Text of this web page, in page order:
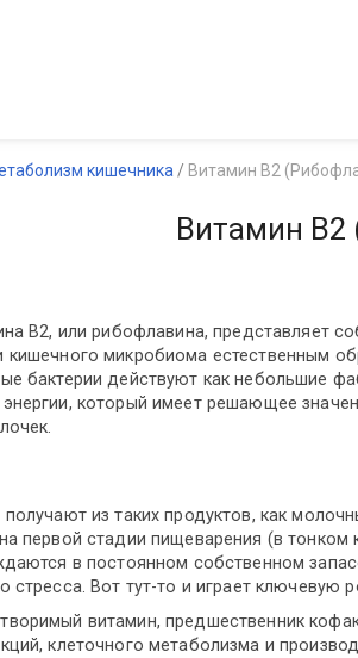
кишечника Витамин B2
Витамин
B2, или рибофлавина, представляет
кишечного микробиома естественным
бактерии действуют как небольшие
который имеет решающее
из таких продуктов, как
первой стадии пищеварения (в
в постоянном собственном
стресса. Вот тут-то и играет ключевую
витамин, предшественник
клеточного метаболизма и